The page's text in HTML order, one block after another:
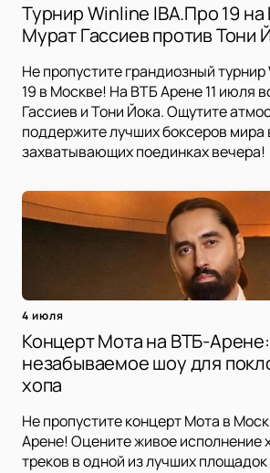
Турнир Winline IBA.Про 19
Мурат Гассиев против Тони
Не пропустите грандиозный
19 в Москве! На ВТБ Арене 11 июля
Гассиев и Тони Йока. Ощутите
поддержите лучших боксеров мира
захватывающих поединках вечера!
4 июля
Концерт Мота на ВТБ-Арене:
незабываемое шоу для
хопа
Не пропустите концерт Мота в
Арене! Оцените живое исполнение
треков в одной из лучших